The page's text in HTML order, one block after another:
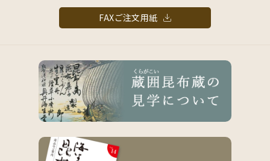
FAXご注文用紙